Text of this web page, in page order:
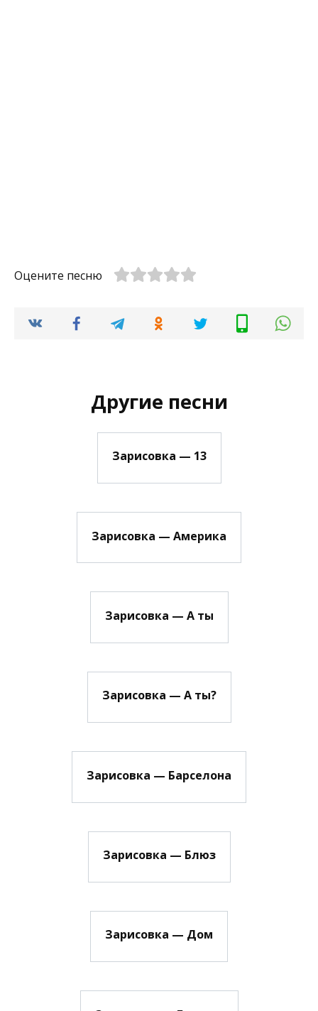
Оцените песню
Другие песни
Зарисовка — 13
Зарисовка — Америка
Зарисовка — А ты
Зарисовка — А ты?
Зарисовка — Барселона
Зарисовка — Блюз
Зарисовка — Дом